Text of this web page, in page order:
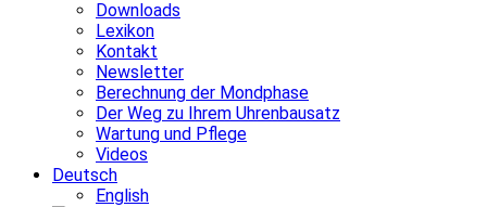
Downloads
Lexikon
Kontakt
Newsletter
Berechnung der Mondphase
Der Weg zu Ihrem Uhrenbausatz
Wartung und Pflege
Videos
Deutsch
English